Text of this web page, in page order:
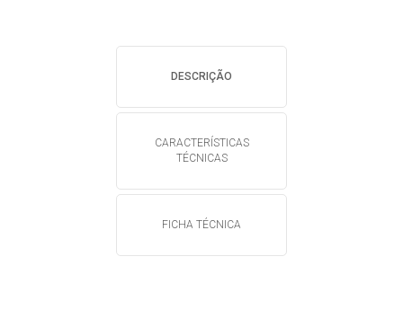
DESCRIÇÃO
CARACTERÍSTICAS
TÉCNICAS
FICHA TÉCNICA